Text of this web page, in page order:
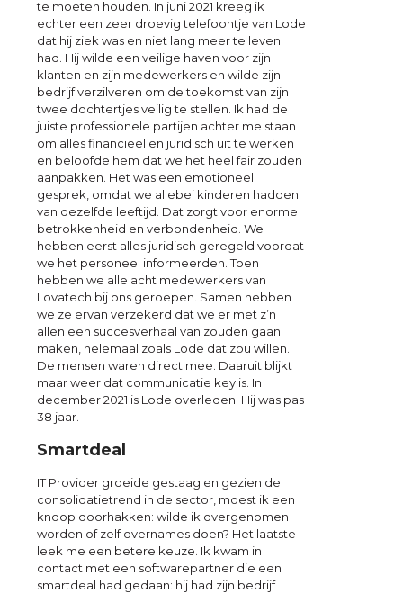
te moeten houden. In juni 2021 kreeg ik
echter een zeer droevig telefoontje van Lode
dat hij ziek was en niet lang meer te leven
had. Hij wilde een veilige haven voor zijn
klanten en zijn medewerkers en wilde zijn
bedrijf verzilveren om de toekomst van zijn
twee dochtertjes veilig te stellen. Ik had de
juiste professionele partijen achter me staan
om alles financieel en juridisch uit te werken
en beloofde hem dat we het heel fair zouden
aanpakken. Het was een emotioneel
gesprek, omdat we allebei kinderen hadden
van dezelfde leeftijd. Dat zorgt voor enorme
betrokkenheid en verbondenheid. We
hebben eerst alles juridisch geregeld voordat
we het personeel informeerden. Toen
hebben we alle acht medewerkers van
Lovatech bij ons geroepen. Samen hebben
we ze ervan verzekerd dat we er met z’n
allen een succesverhaal van zouden gaan
maken, helemaal zoals Lode dat zou willen.
De mensen waren direct mee. Daaruit blijkt
maar weer dat communicatie key is. In
december 2021 is Lode overleden. Hij was pas
38 jaar.
Smartdeal
IT Provider groeide gestaag en gezien de
consolidatietrend in de sector, moest ik een
knoop doorhakken: wilde ik overgenomen
worden of zelf overnames doen? Het laatste
leek me een betere keuze. Ik kwam in
contact met een softwarepartner die een
smartdeal had gedaan: hij had zijn bedrijf